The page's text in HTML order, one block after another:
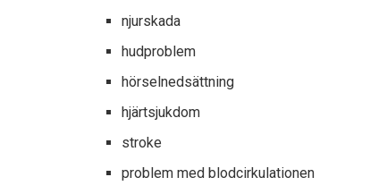
njurskada
hudproblem
hörselnedsättning
hjärtsjukdom
stroke
problem med blodcirkulationen